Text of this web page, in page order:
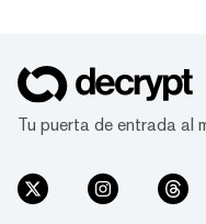
Tu puerta de entrada al